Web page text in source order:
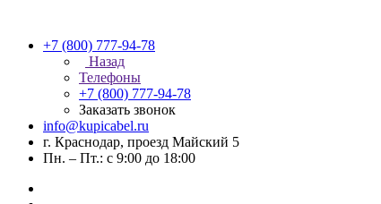
+7 (800) 777-94-78
Назад
Телефоны
+7 (800) 777-94-78
Заказать звонок
info@kupicabel.ru
г. Краснодар, проезд Майский 5
Пн. – Пт.: с 9:00 до 18:00